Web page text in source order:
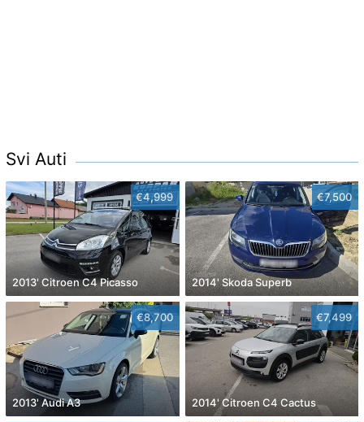
Svi Auti
€4,999
2013' Citroen C4 Picasso
€7,500
2014' Skoda Superb
€8,700
2013' Audi A3
€7,499
2014' Citroen C4 Cactus